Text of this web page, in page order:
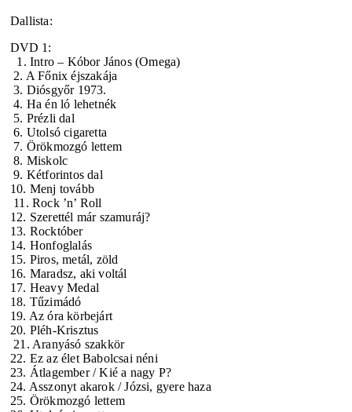
Dallista:
DVD 1:
1. Intro – Kóbor János (Omega)
2. A Főnix éjszakája
3. Diósgyőr 1973.
4. Ha én ló lehetnék
5. Prézli dal
6. Utolsó cigaretta
7. Örökmozgó lettem
8. Miskolc
9. Kétforintos dal
10. Menj tovább
11. Rock ’n’ Roll
12. Szerettél már szamuráj?
13. Rocktóber
14. Honfoglalás
15. Piros, metál, zöld
16. Maradsz, aki voltál
17. Heavy Medal
18. Tűzimádó
19. Az óra körbejárt
20. Pléh-Krisztus
21. Aranyásó szakkör
22. Ez az élet Babolcsai néni
23. Átlagember / Kié a nagy P?
24. Asszonyt akarok / Józsi, gyere haza
25. Örökmozgó lettem